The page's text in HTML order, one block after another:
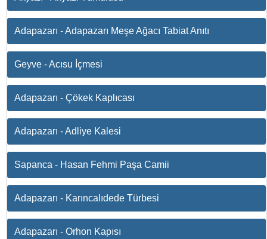
Adapazarı - Adapazarı Meşe Ağacı Tabiat Anıtı
Geyve - Acısu İçmesi
Adapazarı - Çökek Kaplıcası
Adapazarı - Adliye Kalesi
Sapanca - Hasan Fehmi Paşa Camii
Adapazarı - Karıncalıdede Türbesi
Adapazarı - Orhon Kapısı